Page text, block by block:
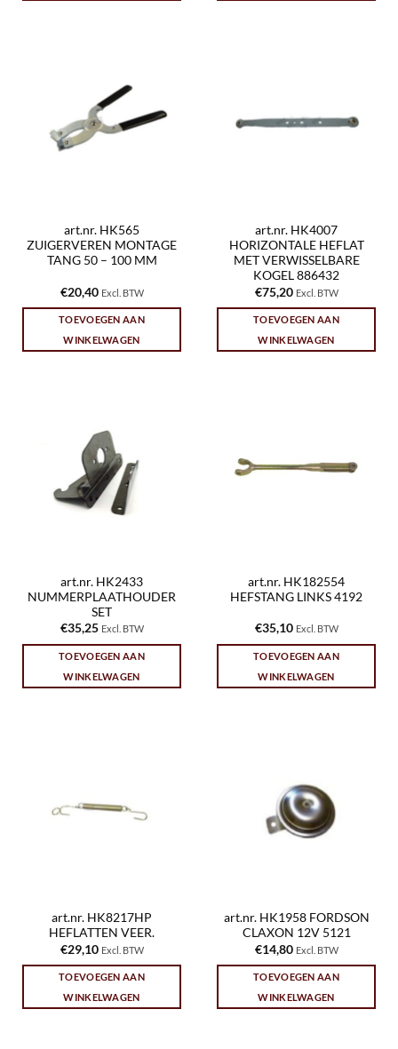
art.nr. HK565
ZUIGERVEREN MONTAGE
TANG 50 – 100 MM
€20,40 Excl. BTW
TOEVOEGEN AAN
WINKELWAGEN
art.nr. HK4007
HORIZONTALE HEFLAT
MET VERWISSELBARE
KOGEL 886432
€75,20 Excl. BTW
TOEVOEGEN AAN
WINKELWAGEN
art.nr. HK2433
NUMMERPLAATHOUDER
SET
€35,25 Excl. BTW
TOEVOEGEN AAN
WINKELWAGEN
art.nr. HK182554
HEFSTANG LINKS 4192
€35,10 Excl. BTW
TOEVOEGEN AAN
WINKELWAGEN
art.nr. HK8217HP
HEFLATTEN VEER.
€29,10 Excl. BTW
TOEVOEGEN AAN
WINKELWAGEN
art.nr. HK1958 FORDSON
CLAXON 12V 5121
€14,80 Excl. BTW
TOEVOEGEN AAN
WINKELWAGEN